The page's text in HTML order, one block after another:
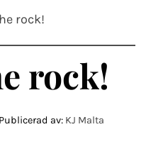
rock!
rock!
Publicerad av: KJ Malta